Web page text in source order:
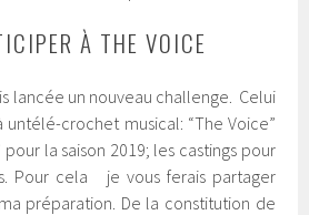
À THE VOICE
lancée un nouveau challenge. Celui
untélé-crochet musical: “The Voice”
la saison 2019; les castings pour
Pour cela je vous ferais partager
préparation. De la constitution de